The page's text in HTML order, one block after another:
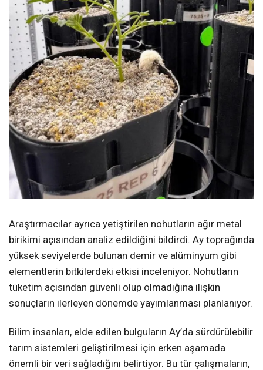
Araştırmacılar ayrıca yetiştirilen nohutların ağır metal
birikimi açısından analiz edildiğini bildirdi. Ay toprağında
yüksek seviyelerde bulunan demir ve alüminyum gibi
elementlerin bitkilerdeki etkisi inceleniyor. Nohutların
tüketim açısından güvenli olup olmadığına ilişkin
sonuçların ilerleyen dönemde yayımlanması planlanıyor.
Bilim insanları, elde edilen bulguların Ay’da sürdürülebilir
tarım sistemleri geliştirilmesi için erken aşamada
önemli bir veri sağladığını belirtiyor. Bu tür çalışmaların,